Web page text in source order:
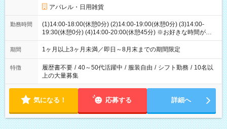
アパレル・日用雑貨
勤務時間
(1)14:00-18:00(休憩0分) (2)14:00-19:00(休憩0分) (3)14:00-
19:30(休憩0分) (4)14:00-20:00(休憩45分) ※お好きな時間が選べ
ます
期間 1ヶ月以上3ヶ月未満／即日～8月末までの期間限定
特徴 履歴書不要 / 40～50代活躍中 / 服装自由 / シフト勤務 / 10名以
上の大量募集
気になる！ 応募する 詳細へ